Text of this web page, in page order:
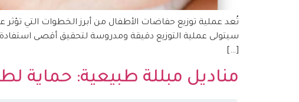
تُعد عملية توزيع حفاضات الأطفال من أبرز الخطوات التي
سيتولى عملية التوزيع دقيقة ومدروسة لتحقيق أقصى استفادة
[…]
مناديل مبللة طبيعية: حماية